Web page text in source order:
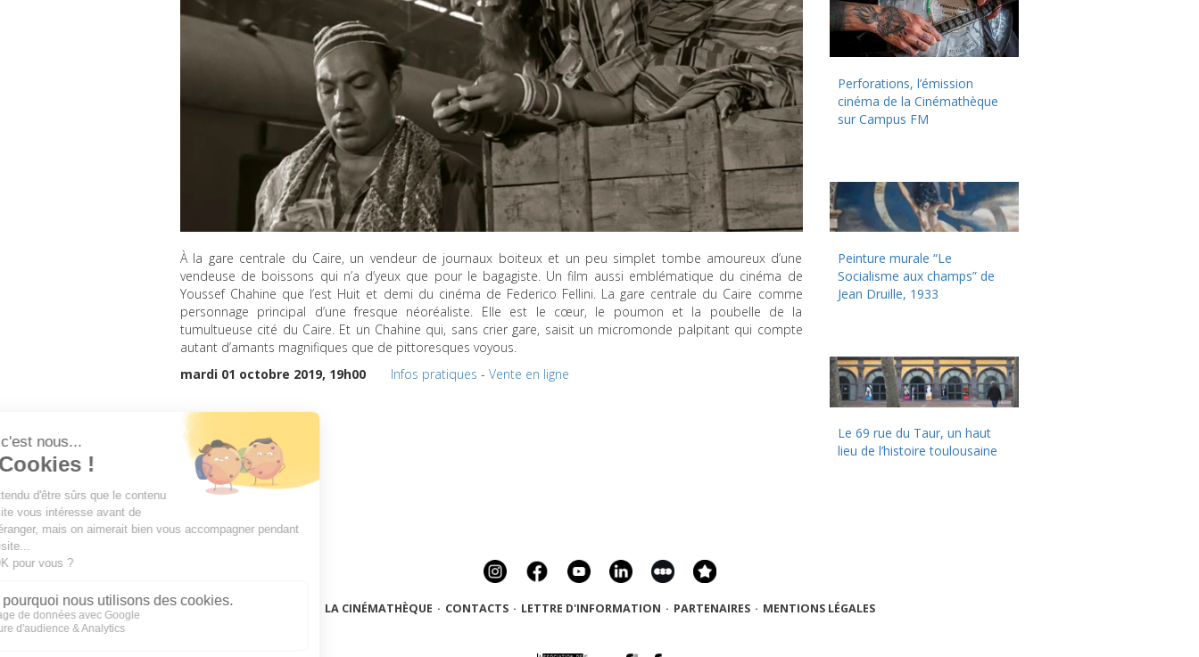
À la gare centrale du Caire, un vendeur de journaux boiteux et un peu simplet tombe amoureux d’une
vendeuse de boissons qui n’a d’yeux que pour le bagagiste. Un film aussi emblématique du cinéma de
Youssef Chahine que l’est Huit et demi du cinéma de Federico Fellini. La gare centrale du Caire comme
personnage principal d’une fresque néoréaliste. Elle est le cœur, le poumon et la poubelle de la
tumultueuse cité du Caire. Et un Chahine qui, sans crier gare, saisit un micromonde palpitant qui compte
autant d’amants magnifiques que de pittoresques voyous.
mardi 01 octobre 2019, 19h00
Infos pratiques - Vente en ligne
Perforations, l’émission
cinéma de la Cinémathèque
sur Campus FM
Peinture murale “Le
Socialisme aux champs” de
Jean Druille, 1933
Le 69 rue du Taur, un haut
lieu de l’histoire toulousaine
LA CINÉMATHÈQUE · CONTACTS · LETTRE D'INFORMATION · PARTENAIRES · MENTIONS LÉGALES